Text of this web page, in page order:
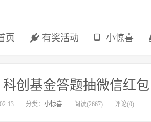
页 有奖活动 小惊喜
创基金答题抽微信红
13 分类： 小惊喜 阅读(2667) 评论(0)